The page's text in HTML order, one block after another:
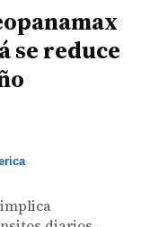
se reduce